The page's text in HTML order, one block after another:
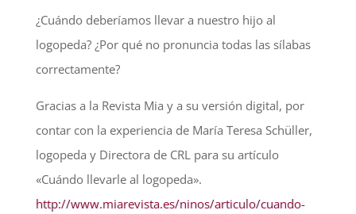
¿Cuándo deberíamos llevar a nuestro hijo al
logopeda? ¿Por qué no pronuncia todas las sílabas
correctamente?
Gracias a la Revista Mia y a su versión digital, por
contar con la experiencia de María Teresa Schüller,
logopeda y Directora de CRL para su artículo
«Cuándo llevarle al logopeda».
http://www.miarevista.es/ninos/articulo/cuando-